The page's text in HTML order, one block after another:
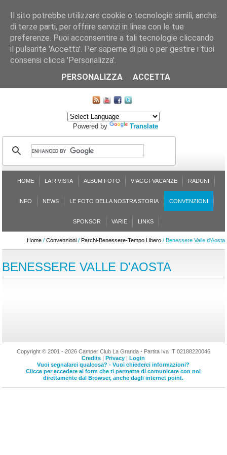
CHI SIAMO LE SEZIONI ASSICURGRANDA
ISCRIZIONE L'AVVOCATO RISPONDE SONDAGGI
Powered by Translate
HOME LA RIVISTA ALBUM FOTO VIAGGI-VACANZE RADUNI
INFO NEWS LE FOTO DELLA NOSTRA STORIA CONVENZIONI
SPONSOR VARIE LINKS
Home/ Convenzioni/ Parchi-Benessere-Tempo Libero/ Benessere Valle d'Aosta
BENESSERE VALLE D'AOSTA
Copyright © 2001 - 2026 Camper Club La Granda - Partita Iva IT 02188220046
Credits |Privacy |Login
Vuoi segnalarci qualcosa? - Vuoi chiederci informazioni?
Clicca per accedere al form che ti permette di comunicare con noi
direttamente dal Browser, anche dagli internet point.
Il sito potrebbe utilizzare cookie o tecnologie simili, anche
di terze parti, per offrire servizi in linea con le tue
preferenze. Puoi acconsentire a tali tecnologie cliccando
il pulsante 'Accetta'. Per saperne di più o per gestire i tuoi
consensi clicca 'Personalizza'.
PERSONALIZZA
ACCETTA